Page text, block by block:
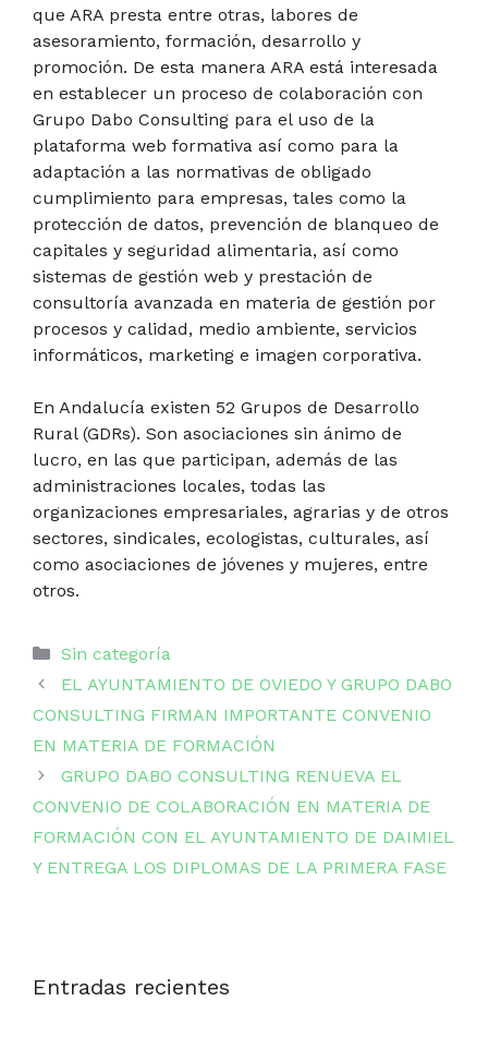
que ARA presta entre otras, labores de
asesoramiento, formación, desarrollo y
promoción. De esta manera ARA está interesada
en establecer un proceso de colaboración con
Grupo Dabo Consulting para el uso de la
plataforma web formativa así como para la
adaptación a las normativas de obligado
cumplimiento para empresas, tales como la
protección de datos, prevención de blanqueo de
capitales y seguridad alimentaria, así como
sistemas de gestión web y prestación de
consultoría avanzada en materia de gestión por
procesos y calidad, medio ambiente, servicios
informáticos, marketing e imagen corporativa.
En Andalucía existen 52 Grupos de Desarrollo
Rural (GDRs). Son asociaciones sin ánimo de
lucro, en las que participan, además de las
administraciones locales, todas las
organizaciones empresariales, agrarias y de otros
sectores, sindicales, ecologistas, culturales, así
como asociaciones de jóvenes y mujeres, entre
otros.
Categorías
Sin categoría
EL AYUNTAMIENTO DE OVIEDO Y GRUPO DABO
CONSULTING FIRMAN IMPORTANTE CONVENIO
EN MATERIA DE FORMACIÓN
GRUPO DABO CONSULTING RENUEVA EL
CONVENIO DE COLABORACIÓN EN MATERIA DE
FORMACIÓN CON EL AYUNTAMIENTO DE DAIMIEL
Y ENTREGA LOS DIPLOMAS DE LA PRIMERA FASE
Entradas recientes